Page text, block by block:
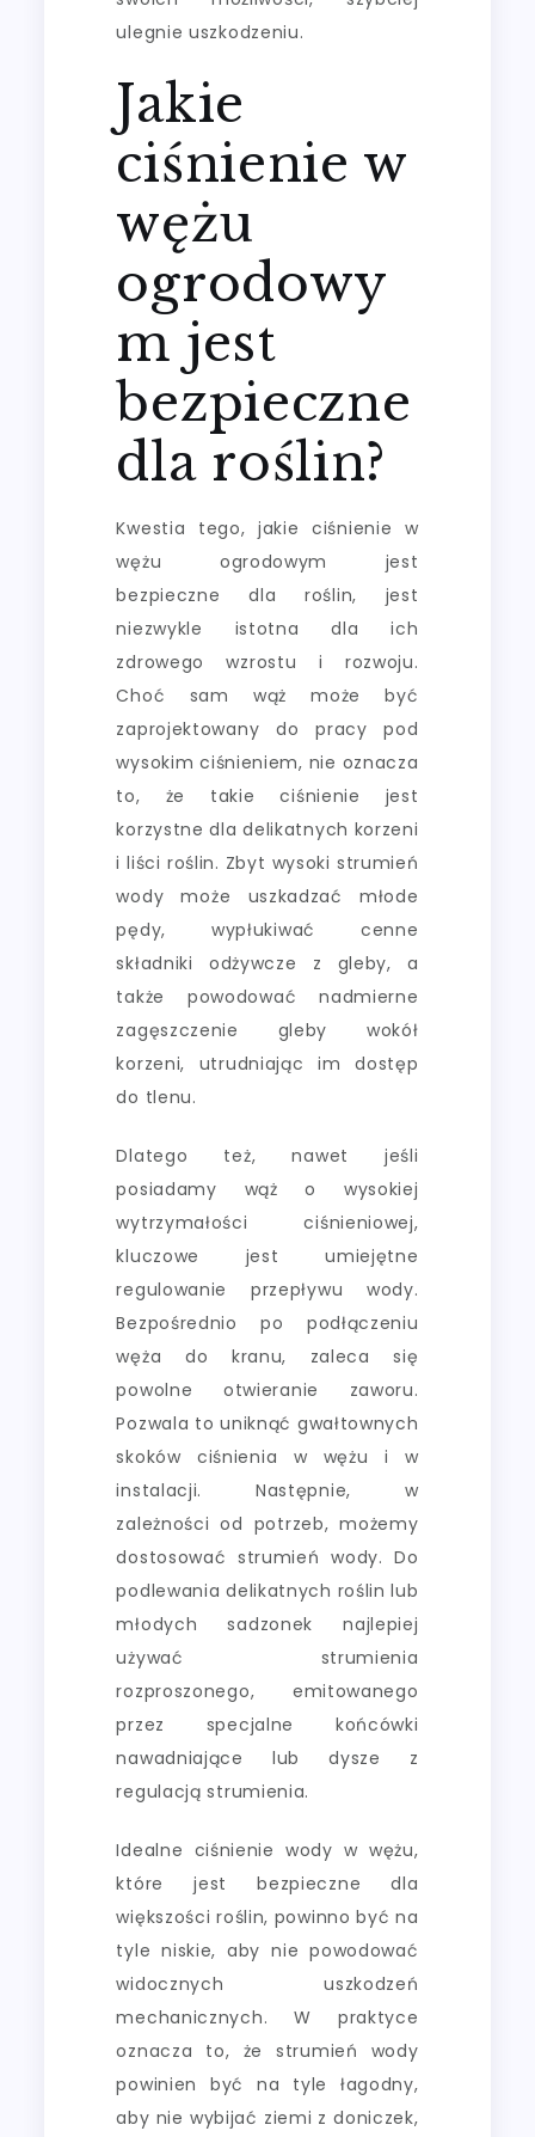
ulegnie uszkodzeniu.
Jakie
ciśnienie w
wężu
ogrodowy
m jest
bezpieczne
dla roślin?
Kwestia tego, jakie ciśnienie w
wężu ogrodowym jest
bezpieczne dla roślin, jest
niezwykle istotna dla ich
zdrowego wzrostu i rozwoju.
Choć sam wąż może być
zaprojektowany do pracy pod
wysokim ciśnieniem, nie oznacza
to, że takie ciśnienie jest
korzystne dla delikatnych korzeni
i liści roślin. Zbyt wysoki strumień
wody może uszkadzać młode
pędy, wypłukiwać cenne
składniki odżywcze z gleby, a
także powodować nadmierne
zagęszczenie gleby wokół
korzeni, utrudniając im dostęp
do tlenu.
Dlatego też, nawet jeśli
posiadamy wąż o wysokiej
wytrzymałości ciśnieniowej,
kluczowe jest umiejętne
regulowanie przepływu wody.
Bezpośrednio po podłączeniu
węża do kranu, zaleca się
powolne otwieranie zaworu.
Pozwala to uniknąć gwałtownych
skoków ciśnienia w wężu i w
instalacji. Następnie, w
zależności od potrzeb, możemy
dostosować strumień wody. Do
podlewania delikatnych roślin lub
młodych sadzonek najlepiej
używać strumienia
rozproszonego, emitowanego
przez specjalne końcówki
nawadniające lub dysze z
regulacją strumienia.
Idealne ciśnienie wody w wężu,
które jest bezpieczne dla
większości roślin, powinno być na
tyle niskie, aby nie powodować
widocznych uszkodzeń
mechanicznych. W praktyce
oznacza to, że strumień wody
powinien być na tyle łagodny,
aby nie wybijać ziemi z doniczek,